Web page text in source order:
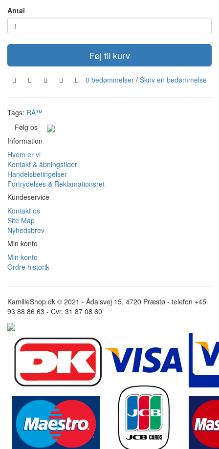
Antal
Føj til kurv
0 bedømmelser / Skriv en bedømmelse
Tags: RÅ™
Følg os
Information
Hvem er vi
Kontakt & åbningstider
Handelsbetingelser
Fortrydelses & Reklamationsret
Kundeservice
Kontakt os
Site Map
Nyhedsbrev
Min konto
Min konto
Ordre historik
KamilleShop.dk © 2021 - Ådalsvej 15, 4720 Præstø - telefon +45
93 88 86 63 - Cvr. 31 87 08 60